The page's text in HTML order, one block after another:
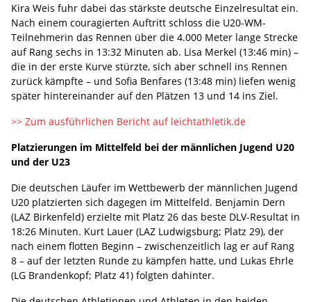
Kira Weis fuhr dabei das stärkste deutsche Einzelresultat ein.
Nach einem couragierten Auftritt schloss die U20-WM-
Teilnehmerin das Rennen über die 4.000 Meter lange Strecke
auf Rang sechs in 13:32 Minuten ab. Lisa Merkel (13:46 min) –
die in der erste Kurve stürzte, sich aber schnell ins Rennen
zurück kämpfte ­– und Sofia Benfares (13:48 min) liefen wenig
später hintereinander auf den Plätzen 13 und 14 ins Ziel.
>> Zum ausführlichen Bericht auf leichtathletik.de
Platzierungen im Mittelfeld bei der männlichen Jugend U20
und der U23
Die deutschen Läufer im Wettbewerb der männlichen Jugend
U20 platzierten sich dagegen im Mittelfeld. Benjamin Dern
(LAZ Birkenfeld) erzielte mit Platz 26 das beste DLV-Resultat in
18:26 Minuten. Kurt Lauer (LAZ Ludwigsburg; Platz 29), der
nach einem flotten Beginn – zwischenzeitlich lag er auf Rang
8 ­– auf der letzten Runde zu kämpfen hatte, und Lukas Ehrle
(LG Brandenkopf; Platz 41) folgten dahinter.